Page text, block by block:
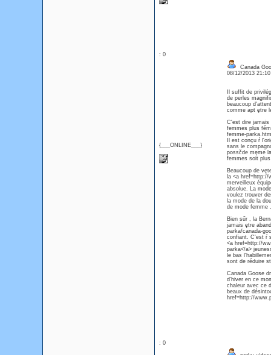
: 0
{___ONLINE___}
Canada
08/12/2013
Il suffit de
de perles
beaucoup
comme apt ętre
C'est dire jamais
femmes plus
femme-
Il est conçu ŕ
sans le
possčde męme
femmes soit
Beaucoup de
la <a href=http://
merveilleux
absolue. La
voulez trouver
la mode de la
de mode femme
Bien sűr , la
jamais ętre
parka/canada-
confiant. C'est ŕ
<a href=http://
parka</a>
le bas
sont de réduire
Canada Goose
d'hiver en ce
chaleur avec ce
beaux de
href=http://
: 0